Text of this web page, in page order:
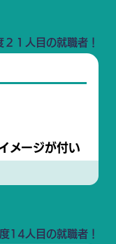
２１人目の就職者！
メージが付い
14人目の就職者！